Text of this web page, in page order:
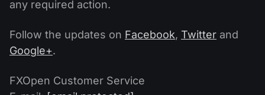
any required action.
Follow the updates on Facebook, Twitter and
Google+.
FXOpen Customer Service